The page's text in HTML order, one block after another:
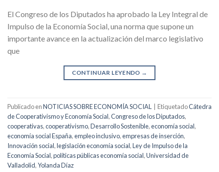
El Congreso de los Diputados ha aprobado la Ley Integral de
Impulso de la Economía Social, una norma que supone un
importante avance en la actualización del marco legislativo
que
CONTINUAR LEYENDO →
Publicado enNOTICIAS SOBRE ECONOMÍA SOCIAL EtiquetadoCátedra
de Cooperativismo y Economía Social,Congreso de los Diputados,
cooperativas,cooperativismo,Desarrollo Sostenible,economía social,
economía social España,empleo inclusivo,empresas de inserción,
Innovación social,legislación economía social,Ley de Impulso de la
Economía Social,políticas públicas economía social,Universidad de
Valladolid,Yolanda Díaz